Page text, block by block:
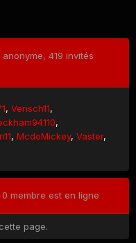
anonyme, 419 invités
Verisch11
McdoMickey Vaster
0 membre est en ligne
page.